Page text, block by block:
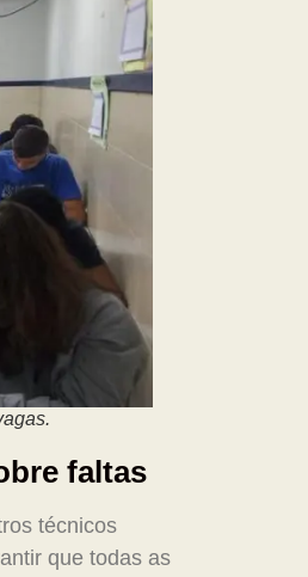
faltas
técnicos
que todas as